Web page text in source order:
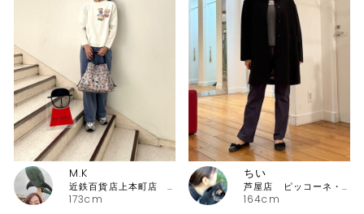
173cm
M.K
近鉄百貨店上本町店 ピッコーネ・ピッコーネクラブ
164cm
ちい
芦屋店 ピッコーネ・ピッコーネクラブ